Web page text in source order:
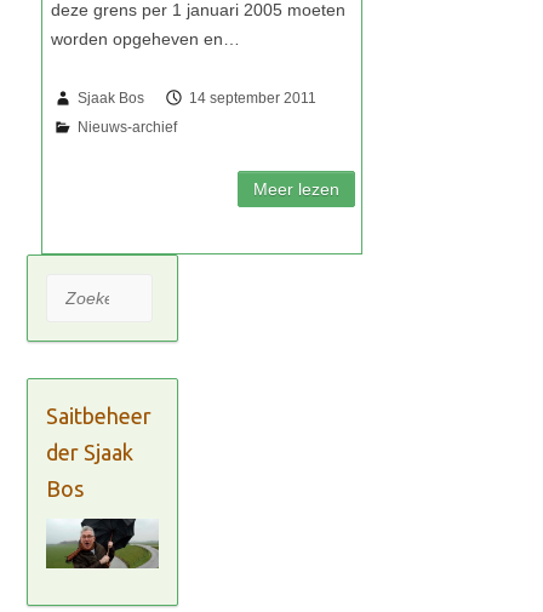
Sjaak Bos 14 september 2011
Zoeken
Saitbeheer
der Sjaak
Bos